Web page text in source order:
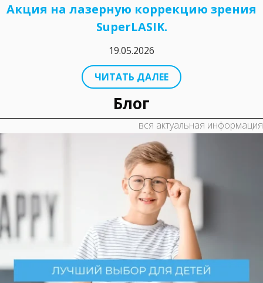
Акция на лазерную коррекцию зрения
SuperLASIK.
19.05.2026
ЧИТАТЬ ДАЛЕЕ
Блог
вся актуальная информация